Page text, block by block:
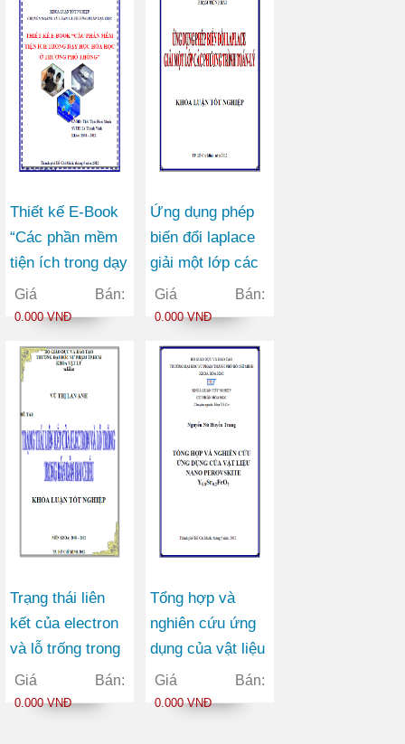
Thiết kế E-Book
“Các phần mềm
tiện ích trong dạy
học hóa học ở
trường phổ
Giá Bán:
0.000 VNĐ
Ứng dụng phép
biến đổi laplace
giải một lớp các
phương trình
Toán – Lý
Giá Bán:
0.000 VNĐ
Trạng thái liên
kết của electron
và lỗ trống trong
bán dẫn hai chiều
Giá Bán:
0.000 VNĐ
Tổng hợp và
nghiên cứu ứng
dụng của vật liệu
Nano Perovskite
Y0.8Sr0.2FeO3
Giá Bán:
0.000 VNĐ